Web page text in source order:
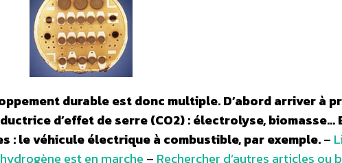
durable est donc multiple. D’abord arriver à
d’effet de serre (CO2) : électrolyse, biomasse…
: le véhicule électrique à combustible, par exemple.–
est en marche – Rechercher d’autres articles ou